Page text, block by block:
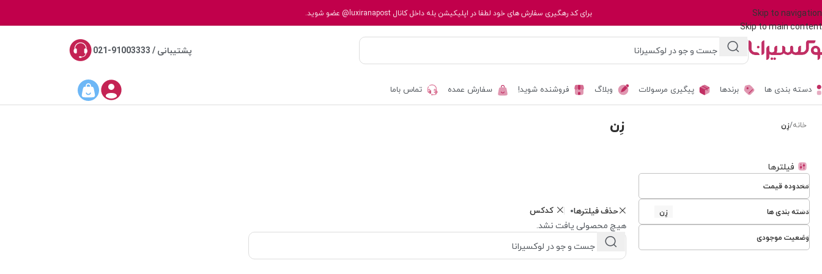
Skip to navigation
Skip to main content
برای کد رهگیری سفارش های خود لطفا در اپلیکیشن بله داخل کانال@luxiranapost عضو شوید.
پشتیبانی / 91003333-021
دسته بندی ها برندها پیگیری مرسولات وبلاگ فروشنده شوید! سفارش عمده تماس باما
خانه/زِن زِن
فیلترها
محدوده قیمت
دسته بندی ها زِن
وضعیت موجودی
حذف فیلترها کدکس
هیچ محصولی یافت نشد.